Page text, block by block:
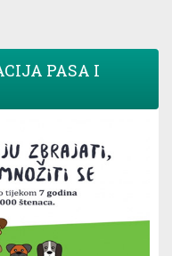
PASA I